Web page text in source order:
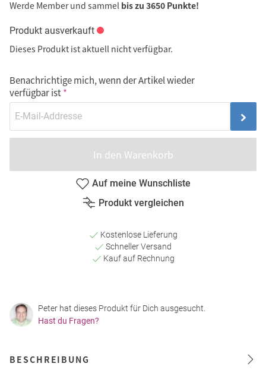
Werde Member und sammel bis zu 3650 Punkte!
Produkt ausverkauft
Dieses Produkt ist aktuell nicht verfügbar.
Benachrichtige mich, wenn der Artikel wieder
verfügbar ist
In den Warenkorb
Auf meine Wunschliste
Produkt vergleichen
Kostenlose Lieferung
Schneller Versand
Kauf auf Rechnung
Peter hat dieses Produkt für Dich ausgesucht.
Hast du Fragen?
BESCHREIBUNG